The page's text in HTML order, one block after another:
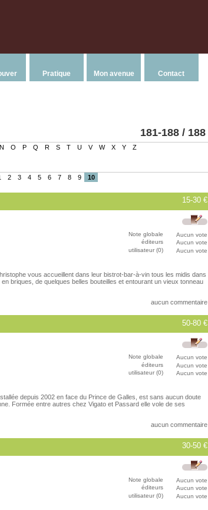
Pratique Mon avenue Contact
181-188 / 188
N O P Q R S T U V W X Y Z
2 3 4 5 6 7 8 9 10
15-30 €
Note globale
Aucun vote
éditeurs
Aucun vote
utilisateur (0)
Aucun vote
vous accueillent dans leur bistrot-bar-à-vin tous les midis dans
briques, de quelques belles bouteilles et entourant un vieux tonneau
aucun commentaire
50-80 €
Note globale
Aucun vote
éditeurs
Aucun vote
utilisateur (0)
Aucun vote
depuis 2002 en face du Prince de Galles, est sans aucun doute
Formée entre autres chez Vigato et Passard elle vole de ses
aucun commentaire
30-50 €
Note globale
Aucun vote
éditeurs
Aucun vote
utilisateur (0)
Aucun vote